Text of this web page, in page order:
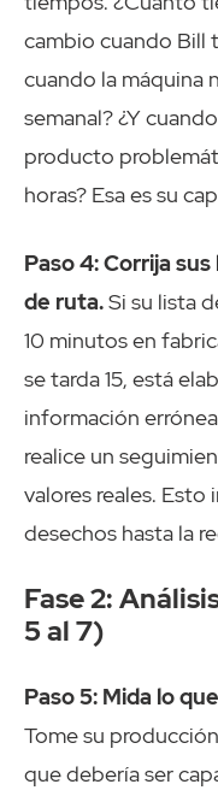
cambio cuando Bill
cuando la máquina
semanal? ¿Y
producto
horas? Esa es su
Paso 4: Corrija
de ruta.Si su lista
10 minutos en
se tarda 15, está
información
realice un
valores reales.
desechos hasta la
Fase 2:
5 al 7)
Paso 5: Mida lo
Tome su
que debería ser